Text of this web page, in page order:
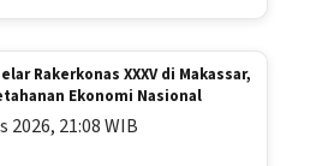
Rakerkonas XXXV di Makassar,
Ekonomi Nasional
2026, 21:08 WIB